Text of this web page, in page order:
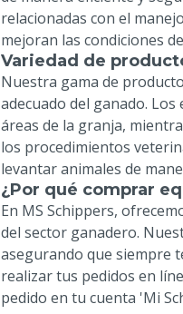
relacionadas con el
mejoran las condiciones
Variedad de
Nuestra gama de
adecuado del ganado.
áreas de la granja,
los procedimientos
levantar animales de
¿Por qué comprar
En MS Schippers,
del sector ganadero.
asegurando que siempre
realizar tus pedidos en
pedido en tu cuenta 'Mi